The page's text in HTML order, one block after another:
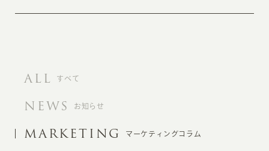
ALL すべて
NEWS お知らせ
MARKETING マーケティングコラム